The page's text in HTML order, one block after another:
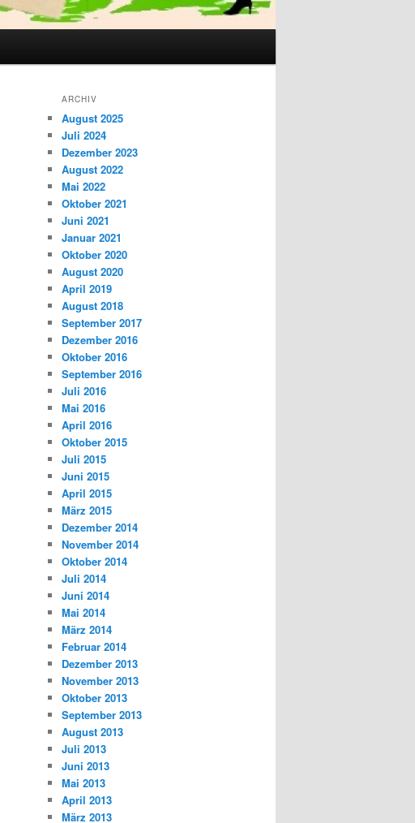
ARCHIV
August 2025
Juli 2024
Dezember 2023
August 2022
Mai 2022
Oktober 2021
Juni 2021
Januar 2021
Oktober 2020
August 2020
April 2019
August 2018
September 2017
Dezember 2016
Oktober 2016
September 2016
Juli 2016
Mai 2016
April 2016
Oktober 2015
Juli 2015
Juni 2015
April 2015
März 2015
Dezember 2014
November 2014
Oktober 2014
Juli 2014
Juni 2014
Mai 2014
März 2014
Februar 2014
Dezember 2013
November 2013
Oktober 2013
September 2013
August 2013
Juli 2013
Juni 2013
Mai 2013
April 2013
März 2013